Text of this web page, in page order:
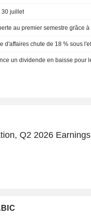
30 juillet
Q2 2026 Earnings